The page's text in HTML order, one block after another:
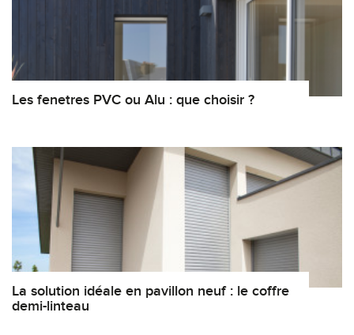
Les fenetres PVC ou Alu : que choisir ?
La solution idéale en pavillon neuf : le coffre
demi-linteau